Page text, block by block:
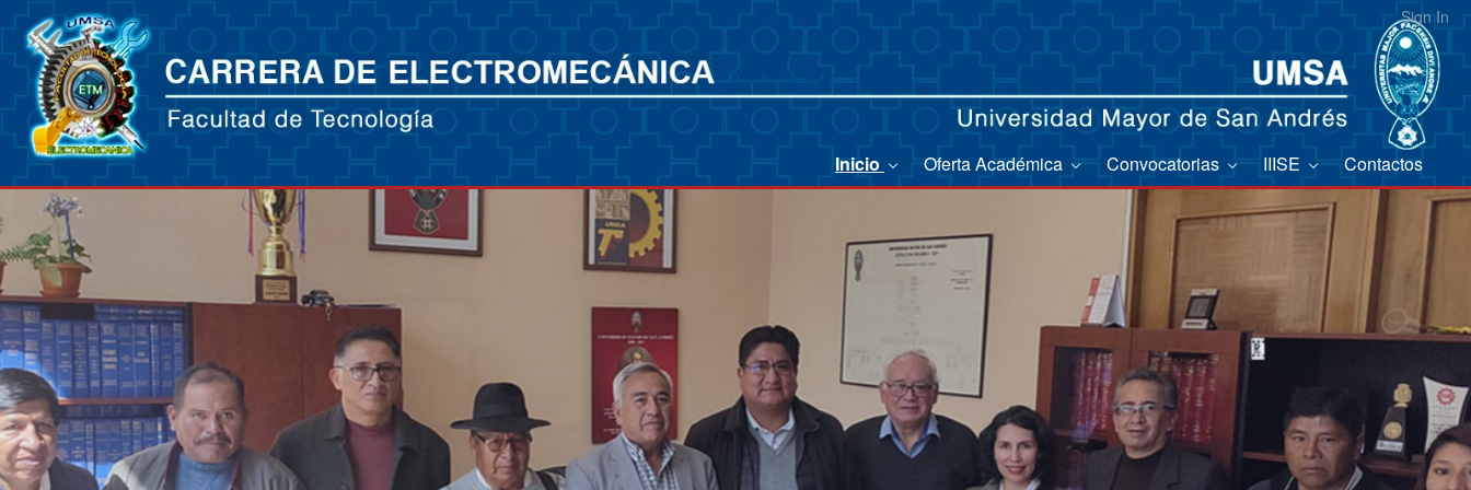
Sign In
Inicio Oferta Académica Convocatorias IIISE Contactos